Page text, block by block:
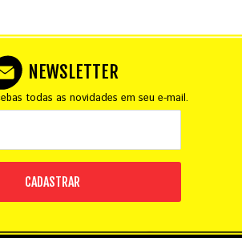
NEWSLETTER
todas as novidades em seu e-mail.
CADASTRAR